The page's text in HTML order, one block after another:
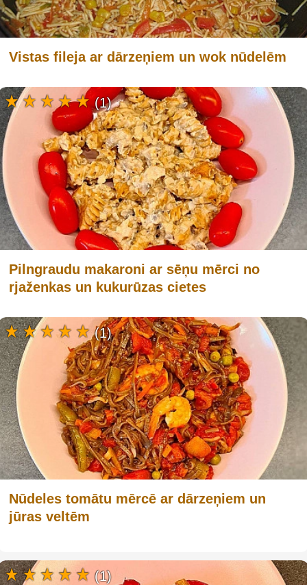
Vistas fileja ar dārzeņiem un wok nūdelēm
Pilngraudu makaroni ar sēņu mērci no
rjaženkas un kukurūzas cietes
(1)
Nūdeles tomātu mērcē ar dārzeņiem un
jūras veltēm
(1)
(1)